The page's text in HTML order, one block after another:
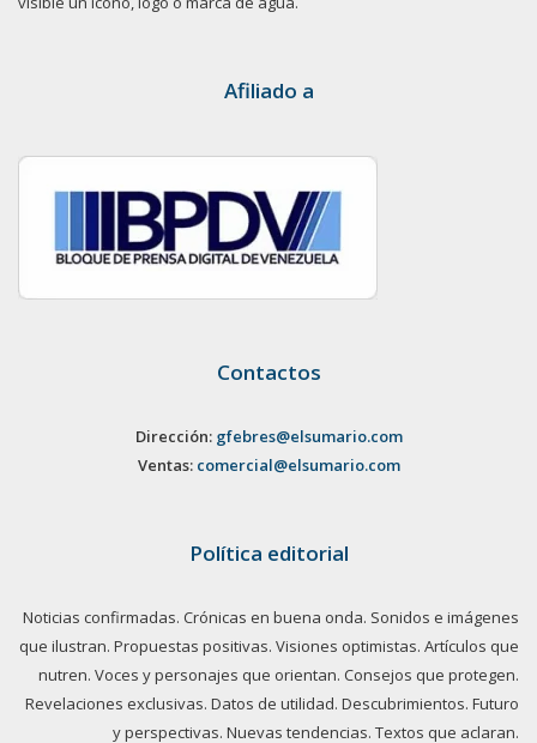
Afiliado a
Contactos
Dirección: gfebres@elsumario.com
Ventas: comercial@elsumario.com
Política editorial
Noticias confirmadas. Crónicas en buena onda. Sonidos e imágenes
que ilustran. Propuestas positivas. Visiones optimistas. Artículos que
nutren. Voces y personajes que orientan. Consejos que protegen.
Revelaciones exclusivas. Datos de utilidad. Descubrimientos. Futuro
y perspectivas. Nuevas tendencias. Textos que aclaran.